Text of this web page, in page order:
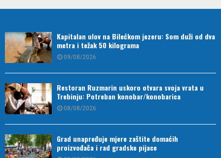
Kapitalan ulov na Bilećkom jezeru: Som duži od dva
metra i težak 50 kilograma
09/08/2026
Restoran Ruzmarin uskoro otvara svoja vrata u
Trebinju: Potreban konobar/konobarica
08/08/2026
Grad unapređuje mjere zaštite domaćih
proizvođača i rad gradske pijace